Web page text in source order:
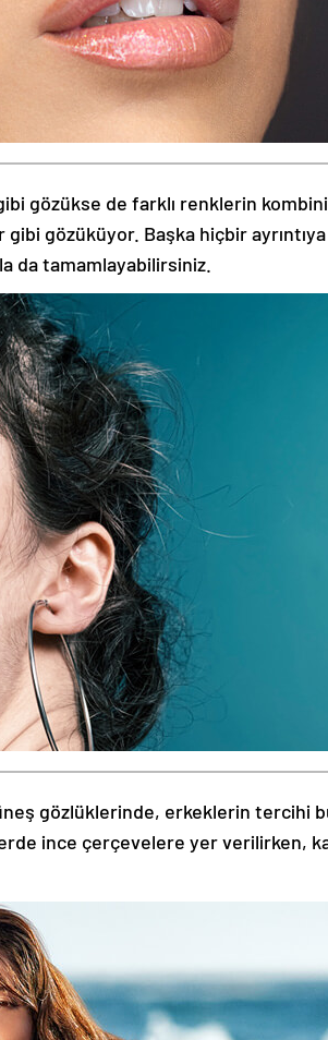
gözükse de farklı renklerin
gözüküyor. Başka hiçbir
da tamamlayabilirsiniz.
gözlüklerinde, erkeklerin tercihi
ince çerçevelere yer verilirken,